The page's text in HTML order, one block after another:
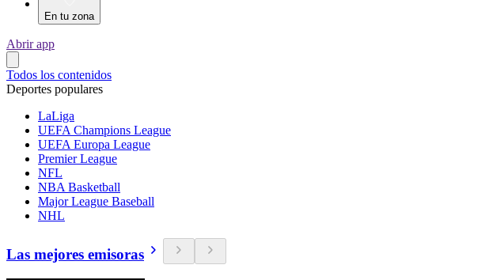
En tu zona
Abrir app
Todos los contenidos
Deportes populares
LaLiga
UEFA Champions League
UEFA Europa League
Premier League
NFL
NBA Basketball
Major League Baseball
NHL
Las mejores emisoras